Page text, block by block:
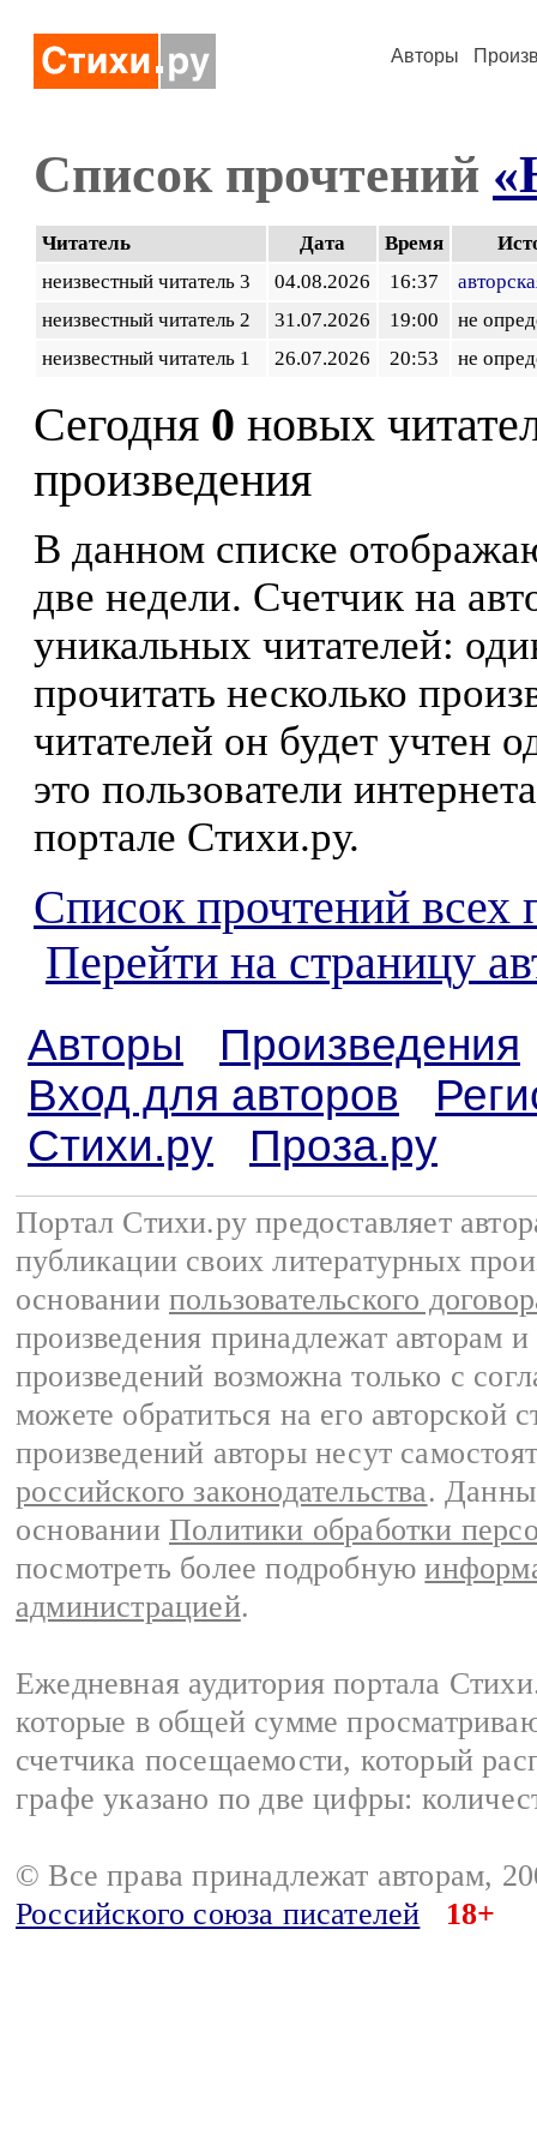
Авторы
Список прочтений
Читатель Дата Время
неизвестный читатель 3
04.08.2026 16:37
неизвестный читатель 2
31.07.2026 19:00
не
неизвестный читатель 1
26.07.2026 20:53 не
Сегодня 0 новых
произведения
В данном списке
две недели. Счетчик на
уникальных читателей:
прочитать несколько
читателей он будет учтен
это пользователи
портале Стихи.ру.
Список прочтений всех
Перейти на страницу
Авторы
Произведения
Вход для авторов
Стихи.ру
Проза.ру
Портал Стихи.ру предоставляет
публикации своих литературных
основании пользовательского
произведения принадлежат авторам
произведений возможна только с
можете обратиться на его авторской
произведений авторы несут
российского законодательства.
основании Политики обработки
посмотреть более подробную
администрацией.
Ежедневная аудитория портала
которые в общей сумме
счетчика посещаемости, который
графе указано по две цифры:
© Все права принадлежат авторам,
Российского союза писателей
18+